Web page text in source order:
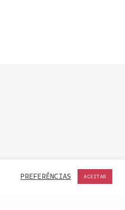
PREFERÊNCIAS ACEITAR